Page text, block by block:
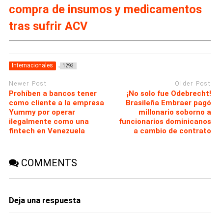
compra de insumos y medicamentos
tras sufrir ACV
Internacionales 1293
Newer Post
Prohíben a bancos tener
como cliente a la empresa
Yummy por operar
ilegalmente como una
fintech en Venezuela
Older Post
¡No solo fue Odebrecht!
Brasileña Embraer pagó
millonario soborno a
funcionarios dominicanos
a cambio de contrato
COMMENTS
Deja una respuesta